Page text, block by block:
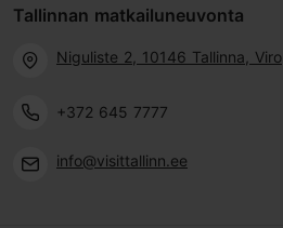
Tallinnan matkailuneuvonta
Niguliste 2, 10146 Tallinna, Viro
+372 645 7777
info@visittallinn.ee